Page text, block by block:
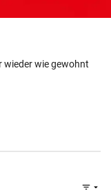
wieder wie gewohnt